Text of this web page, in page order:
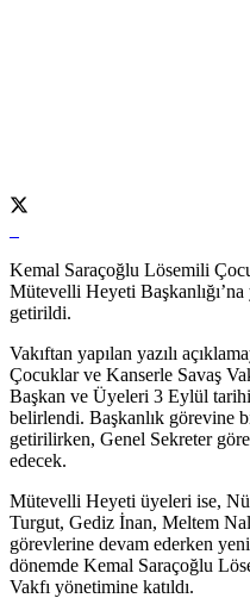
Kemal Saraçoğlu Lösemili
Mütevelli Heyeti
getirildi.
Vakıftan yapılan yazılı
Çocuklar ve Kanserle Savaş
Başkan ve Üyeleri 3 Eylül
belirlendi. Başkanlık görevine
getirilirken, Genel Sekreter
edecek.
Mütevelli Heyeti üyeleri ise,
Turgut, Gediz İnan, Meltem
görevlerine devam ederken
dönemde Kemal Saraçoğlu
Vakfı yönetimine katıldı.